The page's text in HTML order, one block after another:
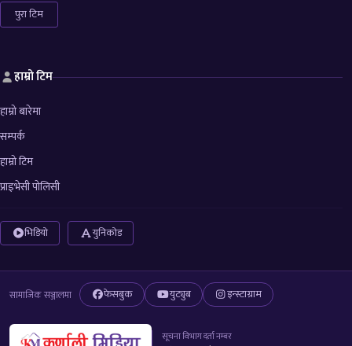
पुरा टिम
हाम्रो टिम
हाम्रो बारेमा
सम्पर्क
हाम्रो टिम
प्राइभेसी पोलिसी
भिडियो युनिकोड
सामाजिक सञ्जालमा फेसबुक युट्युब इन्स्टाग्राम
सूचना विभाग दर्ता नम्बर